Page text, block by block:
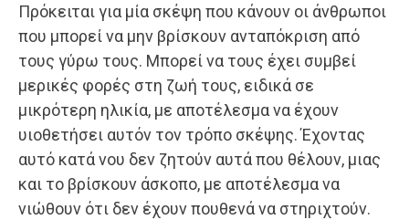
Πρόκειται για μία σκέψη που κάνουν οι άνθρωποι
που μπορεί να μην βρίσκουν ανταπόκριση από
τους γύρω τους. Μπορεί να τους έχει συμβεί
μερικές φορές στη ζωή τους, ειδικά σε
μικρότερη ηλικία, με αποτέλεσμα να έχουν
υιοθετήσει αυτόν τον τρόπο σκέψης. Έχοντας
αυτό κατά νου δεν ζητούν αυτά που θέλουν, μιας
και το βρίσκουν άσκοπο, με αποτέλεσμα να
νιώθουν ότι δεν έχουν πουθενά να στηριχτούν.